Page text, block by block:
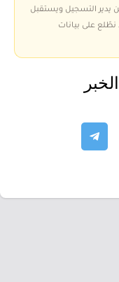
يدير التسجيل ويستقبل
نطّلع على بيانات